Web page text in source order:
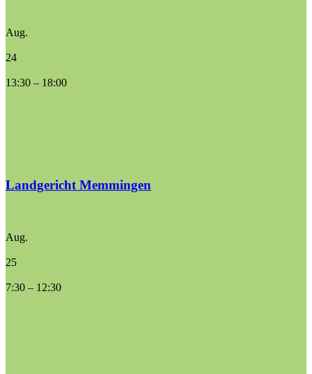
Aug.
24
13:30 – 18:00
Landgericht Memmingen
Aug.
25
7:30 – 12:30